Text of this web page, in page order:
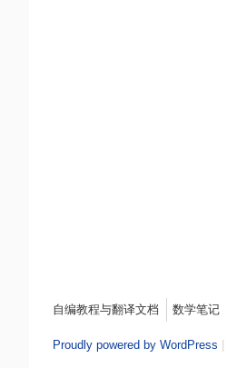
Menu
自编教程与翻译文档 数学笔记
Proudly powered by WordPress